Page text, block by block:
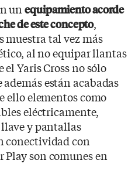
unequipamiento acorde
de este concepto,
muestra tal vez más
al no equipar llantas
Yaris Cross no sólo
están acabadas
ello elementos como
eléctricamente,
y pantallas
conectividad con
son comunes en